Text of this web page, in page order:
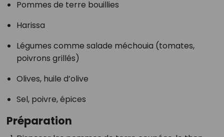
Pommes de terre bouillies
Harissa
Légumes comme salade méchouia (tomates,
poivrons grillés)
Olives, huile d’olive
Sel, poivre, épices
Préparation